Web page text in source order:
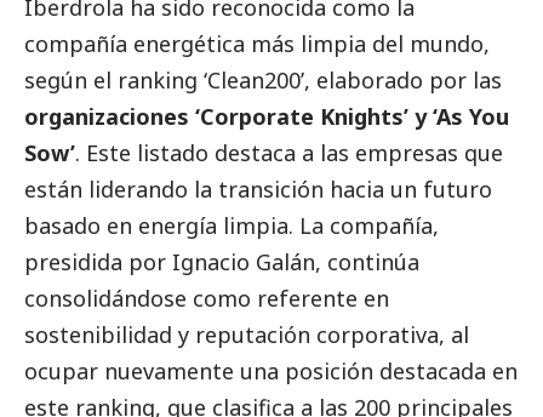
Iberdrola ha sido reconocida como la
compañía energética más limpia del mundo,
según el ranking ‘Clean200’, elaborado por las
organizaciones ‘Corporate Knights’ y ‘As You
Sow’. Este listado destaca a las empresas que
están liderando la transición hacia un futuro
basado en energía limpia. La compañía,
presidida por Ignacio Galán, continúa
consolidándose como referente en
sostenibilidad y reputación corporativa, al
ocupar nuevamente una posición destacada en
este ranking, que clasifica a las 200 principales